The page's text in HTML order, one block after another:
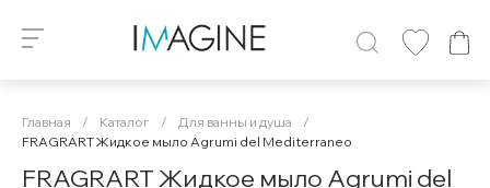
Главная / Каталог / Для ванны и душа
/
FRAGRART Жидкое мыло Agrumi del Mediterraneo
FRAGRART Жидкое мыло Agrumi del